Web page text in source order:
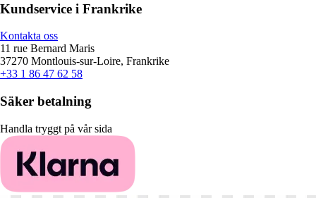
Kundservice i Frankrike
Kontakta oss
11 rue Bernard Maris
37270 Montlouis-sur-Loire, Frankrike
+33 1 86 47 62 58
Säker betalning
Handla tryggt på vår sida